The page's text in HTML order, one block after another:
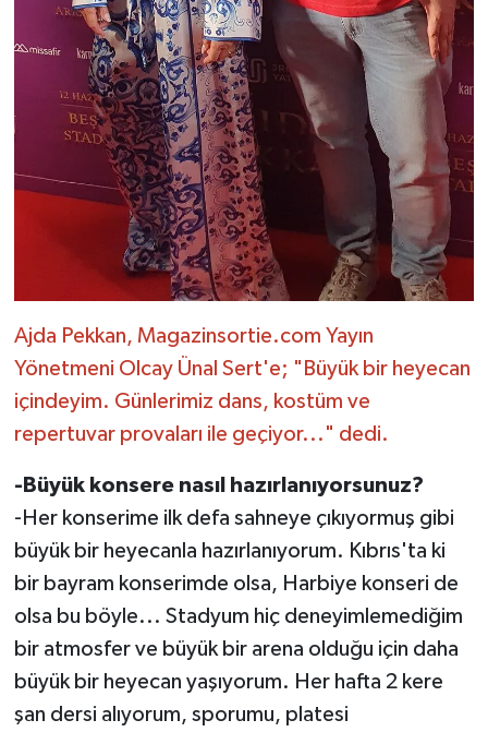
Ajda Pekkan, Magazinsortie.com Yayın
Yönetmeni Olcay Ünal Sert'e; "Büyük bir heyecan
içindeyim. Günlerimiz dans, kostüm ve
repertuvar provaları ile geçiyor..." dedi.
-Büyük konsere nasıl hazırlanıyorsunuz?
-Her konserime ilk defa sahneye çıkıyormuş gibi
büyük bir heyecanla hazırlanıyorum. Kıbrıs'ta ki
bir bayram konserimde olsa, Harbiye konseri de
olsa bu böyle... Stadyum hiç deneyimlemediğim
bir atmosfer ve büyük bir arena olduğu için daha
büyük bir heyecan yaşıyorum. Her hafta 2 kere
şan dersi alıyorum, sporumu, platesi